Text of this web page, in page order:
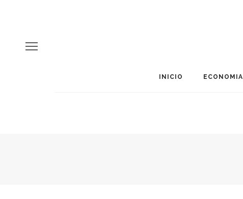
INICIO ECONOMIA